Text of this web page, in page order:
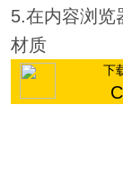
5.在内容浏览
材质
下